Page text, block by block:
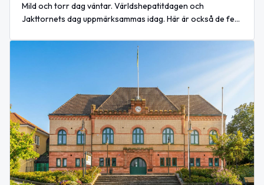
Mild och torr dag väntar. Världshepatitdagen och
Jakttornets dag uppmärksammas idag. Här är också de fem